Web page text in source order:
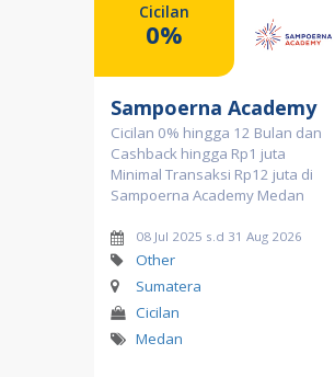
Cicilan
0%
Sampoerna Academy
Cicilan 0% hingga 12 Bulan dan
Cashback hingga Rp1 juta
Minimal Transaksi Rp12 juta di
Sampoerna Academy Medan
08 Jul 2025 s.d 31 Aug 2026
Other
Sumatera
Cicilan
Medan